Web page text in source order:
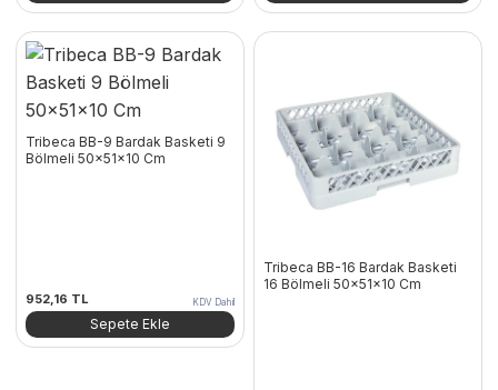
Tribeca BB-9 Bardak Basketi 9
Bölmeli 50x51x10 Cm
952,16 TL KDV Dahil
Sepete Ekle
Tribeca BB-16 Bardak Basketi
16 Bölmeli 50x51x10 Cm